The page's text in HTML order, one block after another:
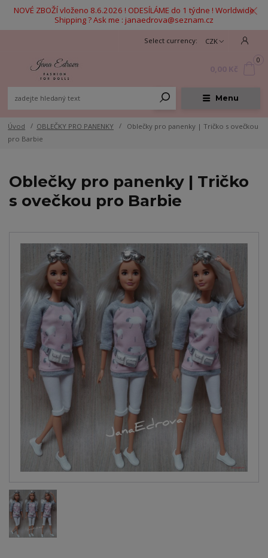
NOVÉ ZBOŽÍ vloženo 8.6.2026 ! ODESÍLÁME do 1 týdne ! Worldwide
Shipping ? Ask me : janaedrova@seznam.cz
Menu
CZK
0
Úvod OBLEČKY PRO PANENKY
Oblečky pro panenky | Tričko s ovečkou
pro Barbie
Oblečky pro panenky | Tričko
s ovečkou pro Barbie